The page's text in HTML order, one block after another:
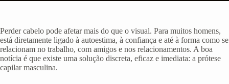
Perder cabelo pode afetar mais do que o visual. Para muitos homens,
está diretamente ligado à autoestima, à confiança e até à forma como se
relacionam no trabalho, com amigos e nos relacionamentos. A boa
notícia é que existe uma solução discreta, eficaz e imediata: a prótese
capilar masculina.